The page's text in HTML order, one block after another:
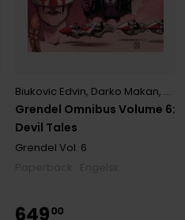
Grendel Omnibus Volume 6:
Devil Tales
Biukovic Edvin, Darko Makan,
Grendel Vol. 6
64900